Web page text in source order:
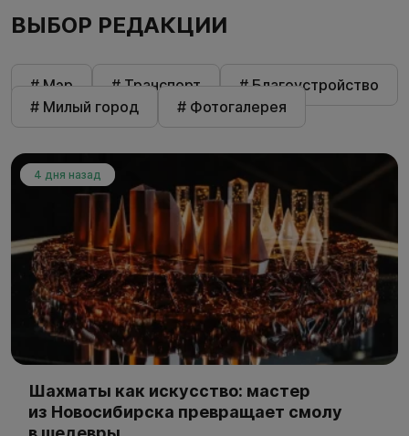
ВЫБОР РЕДАКЦИИ
# Мэр # Транспорт
# Благоустройство
# Милый город
# Фотогалерея
4 дня назад
Шахматы как искусство: мастер
из Новосибирска превращает смолу